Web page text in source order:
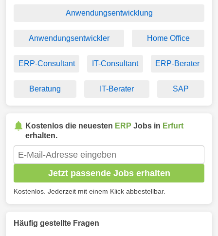
Anwendungsentwicklung
Anwendungsentwickler Home Office
ERP-Consultant IT-Consultant ERP-Berater
Beratung IT-Berater SAP
Kostenlos die neuesten ERP Jobs in Erfurt
erhalten.
Jetzt passende Jobs erhalten
Kostenlos. Jederzeit mit einem Klick abbestellbar.
Häufig gestellte Fragen